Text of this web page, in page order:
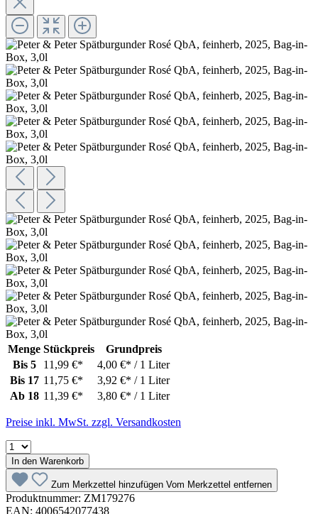
Menge Stückpreis
Grundpreis
Bis 5 11,99 €*
4,00 €* / 1 Liter
Bis 17 11,75 €*
3,92 €* / 1 Liter
Ab 18 11,39 €* 3,80 €* / 1 Liter
Preise inkl. MwSt. zzgl. Versandkosten
In den Warenkorb
Zum Merkzettel hinzufügen Vom Merkzettel entfernen
Produktnummer: ZM179276
EAN: 4006542077438